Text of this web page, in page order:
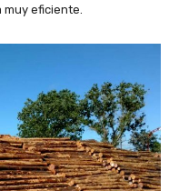
eficiente.